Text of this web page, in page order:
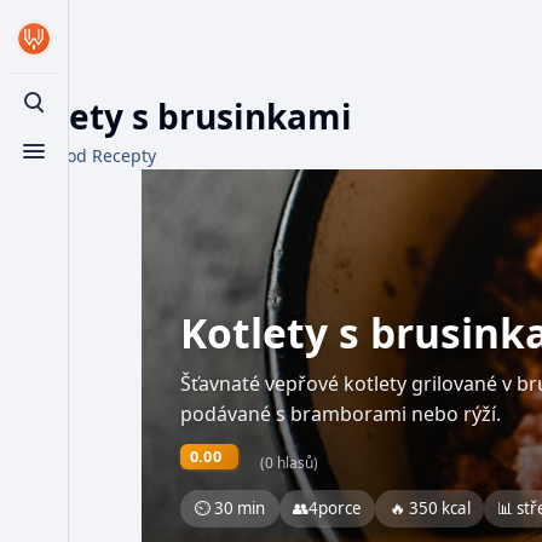
Toggle search
Toggle menu
Kotlety s brusinkami
Z WikiFood Recepty
Kotlety s
Šťavnaté vepřové kotlety grilované v
podávané s bramborami nebo rýží.
0.00 (0 hlasů)
⏲ 30 min 👥4porce 🔥 350 kcal 📊